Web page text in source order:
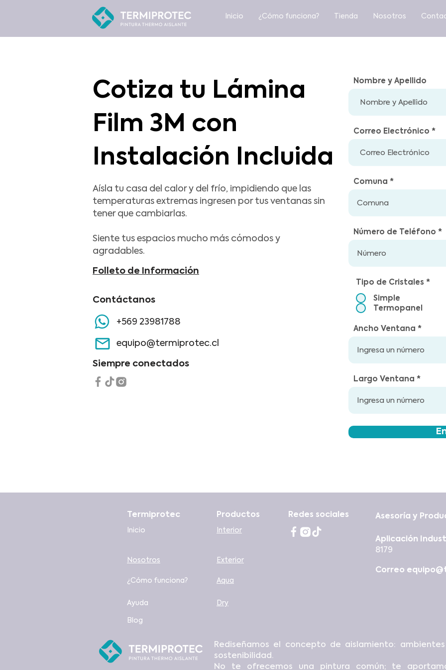
Inicio ¿Cómo funciona? Tienda Nosotros
Cotiza tu Lámina
Film 3M con
Instalación Incluida
Aísla tu casa del calor y del frío, impidiendo que las
temperaturas extremas ingresen por tus ventanas sin
tener que cambiarlas.
Siente tus espacios mucho más cómodos y
agradables.
Nombre y Apellido
Correo Electrónico
Comuna
Número de Teléfono
Tipo de Cristales *
Simple
Termopanel
Ancho Ventana
Largo Ventana
Contáctanos
+569 23981788
equipo@termiprotec.cl
Siempre conectados
Folleto de Información
Termiprotec
Inicio
Nosotros
¿Cómo funciona?
Productos
Interior
Exterior
Aqua
Ayuda Dry
Redes sociales Asesoría y
Aplicación
8179
Correo
Blog
Rediseñamos el concepto de aislamiento:
sostenibilidad.
No te ofrecemos una pintura común; te